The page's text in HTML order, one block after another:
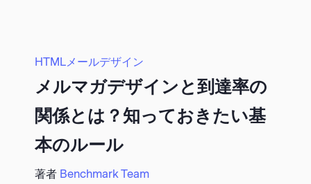
HTMLメールデザイン
メルマガデザインと到達率の
関係とは？知っておきたい基
本のルール
著者 Benchmark Team